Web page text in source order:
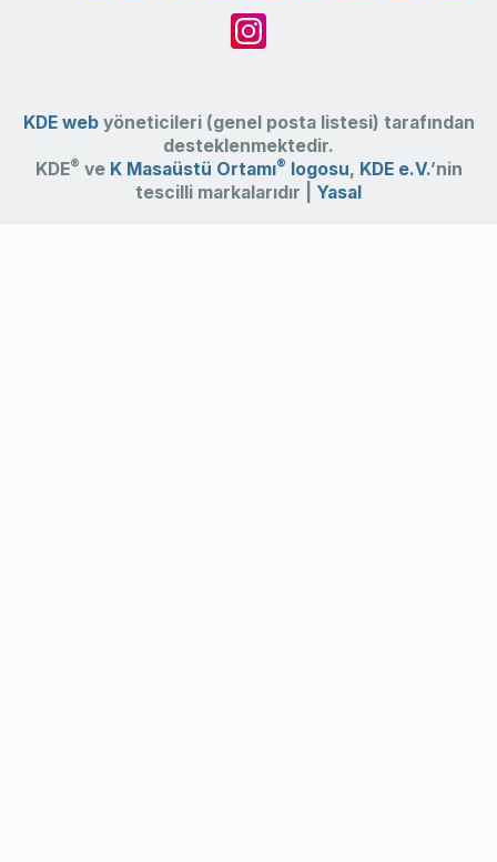
KDE webyöneticileri (genel posta listesi) tarafından
desteklenmektedir.
KDE® ve K Masaüstü Ortamı® logosu, KDE e.V.’nin
tescilli markalarıdır | Yasal